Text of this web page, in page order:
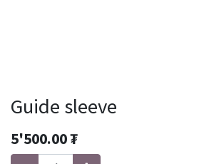
Guide sleeve
5'500.00₮